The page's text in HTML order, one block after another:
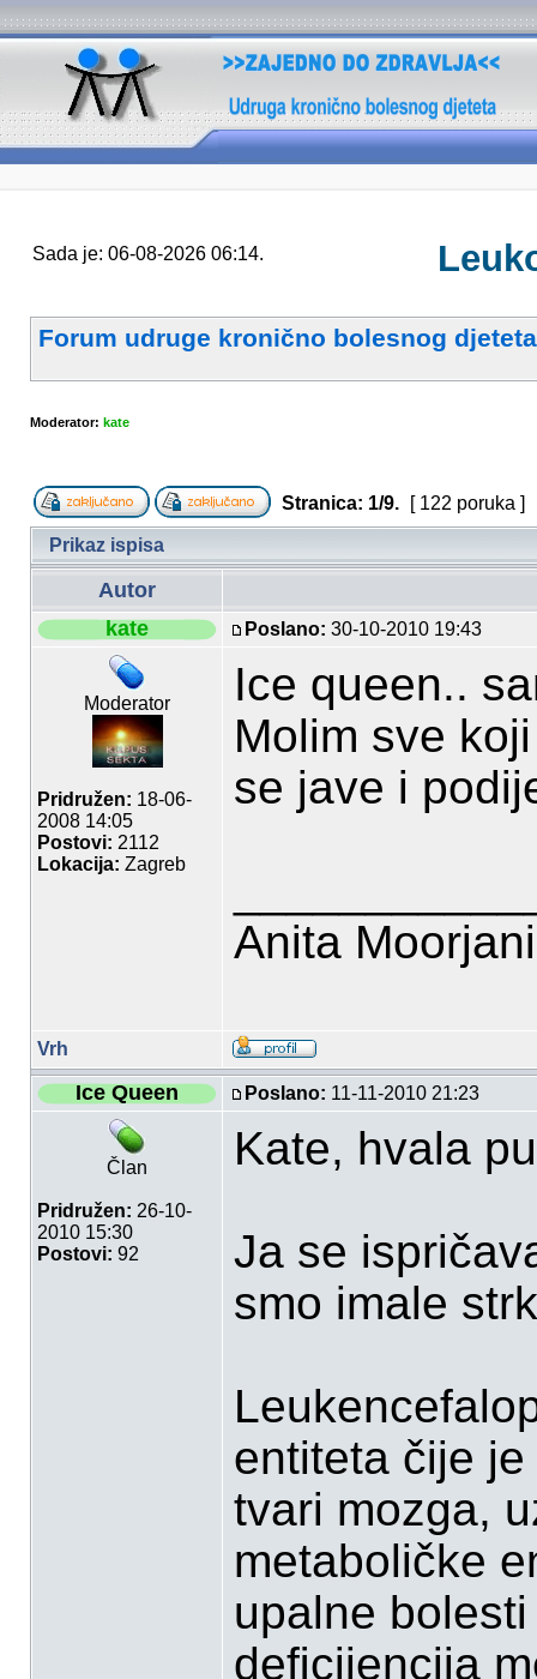
Sada je: 06-08-2026 06:14.
Forum udruge kronično bolesnog djeteta
Moderator: kate
Stranica: 1/9. [ 122 poruka ]
Prikaz ispisa
Autor
kate
Poslano: 30-10-2010 19:43
Moderator
Pridružen: 18-06-
2008 14:05
Postovi: 2112
Lokacija: Zagreb
Ice queen..
Molim sve
se jave i
Anita
Vrh
Ice Queen Poslano: 11-11-2010 21:23
Član
Pridružen: 26-10-
2010 15:30
Postovi: 92
Kate, hvala
Ja se
smo imale
entiteta čije
tvari mozga,
metaboličke
upalne
deﬁcijencija